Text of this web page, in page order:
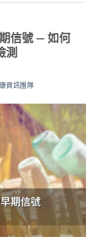
信號 — 如何
測
資訊團隊